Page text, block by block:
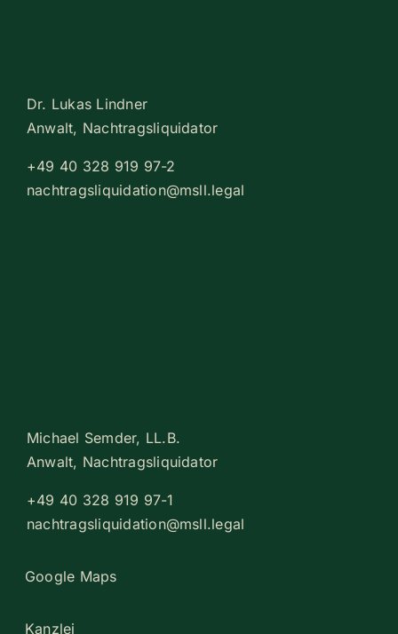
Dr. Lukas Lindner
Anwalt, Nach­trags­li­qui­dator
+49 40 328 919 97-​​2
nachtragsliquidation@msll.legal
Michael Semder, LL.B.
Anwalt, Nach­trags­li­qui­dator
+49 40 328 919 97-​​1
nachtragsliquidation@msll.legal
Google Maps
Kanzlei